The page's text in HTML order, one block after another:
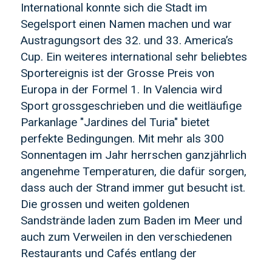
International konnte sich die Stadt im
Segelsport einen Namen machen und war
Austragungsort des 32. und 33. America’s
Cup. Ein weiteres international sehr beliebtes
Sportereignis ist der Grosse Preis von
Europa in der Formel 1. In Valencia wird
Sport grossgeschrieben und die weitläufige
Parkanlage ″Jardines del Turia″ bietet
perfekte Bedingungen. Mit mehr als 300
Sonnentagen im Jahr herrschen ganzjährlich
angenehme Temperaturen, die dafür sorgen,
dass auch der Strand immer gut besucht ist.
Die grossen und weiten goldenen
Sandstrände laden zum Baden im Meer und
auch zum Verweilen in den verschiedenen
Restaurants und Cafés entlang der